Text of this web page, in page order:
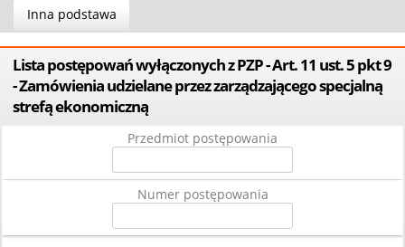
Inna podstawa
Lista postępowań wyłączonych z PZP - Art. 11 ust. 5 pkt 9
- Zamówienia udzielane przez zarządzającego specjalną
strefą ekonomiczną
Przedmiot postępowania
Numer postępowania